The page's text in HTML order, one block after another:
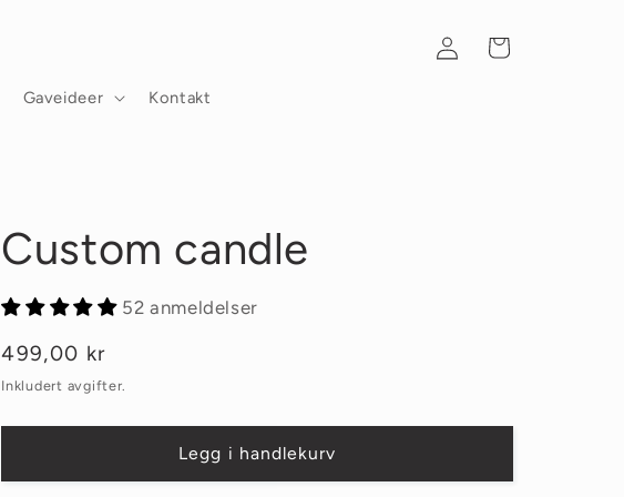
Gaveideer Kontakt
Logg
inn
Handlekurv
Custom candle
52 anmeldelser
Vanlig
pris
499,00 kr
Inkludert avgifter.
Legg i handlekurv